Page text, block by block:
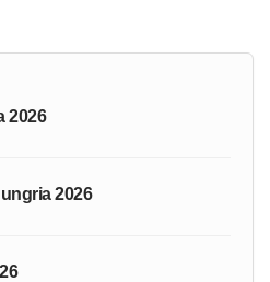
2026
2026